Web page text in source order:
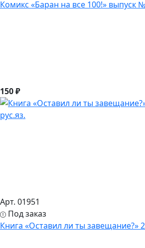
Комикс «Баран на все 100!» выпуск
150 ₽
Арт. 01951
Под заказ
Книга «Оставил ли ты завещание?»